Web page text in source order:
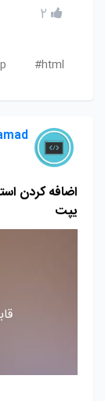
2
html#
یپت